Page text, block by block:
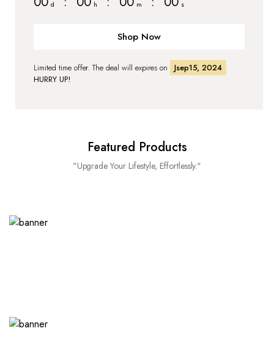
d h m s
Shop Now
Limited time offer. The deal will expires on
Jsep15, 2024
HURRY UP!
Featured Products
"Upgrade Your Lifestyle, Effortlessly."